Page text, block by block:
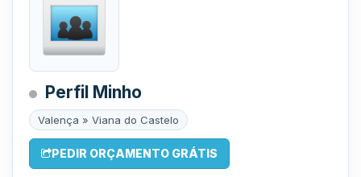
Perfil Minho
Valença » Viana do Castelo
PEDIR ORÇAMENTO GRÁTIS